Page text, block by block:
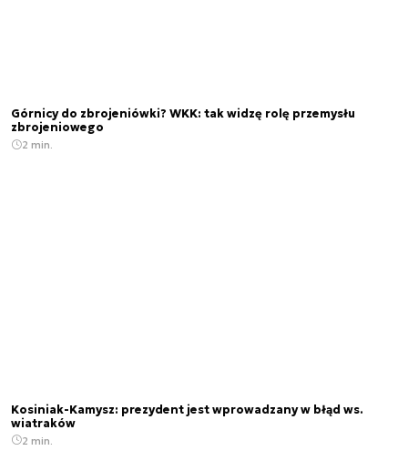
Górnicy do zbrojeniówki? WKK: tak widzę rolę przemysłu
zbrojeniowego
2 min.
Kosiniak-Kamysz: prezydent jest wprowadzany w błąd ws.
wiatraków
2 min.